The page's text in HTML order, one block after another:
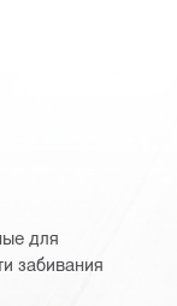
для
забивания